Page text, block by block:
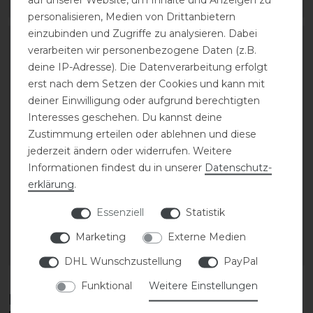
ARTIKEL MERKEN ARTIKEL MERKEN
QHP Springgerte Bello
Diese Produkte könnten dich auch
personalisieren, Medien von Drittanbietern
einzubinden und Zugriffe zu analysieren. Dabei
verarbeiten wir personenbezogene Daten (z.B.
deine IP-Adresse). Die Datenverarbeitung erfolgt
erst nach dem Setzen der Cookies und kann mit
deiner Einwilligung oder aufgrund berechtigten
Interesses geschehen. Du kannst deine
Zustimmung erteilen oder ablehnen und diese
jederzeit ändern oder widerrufen. Weitere
Informationen findest du in unserer Daten­schutz­
erklärung.
Essenziell
Statistik
Marketing
Externe Medien
DHL Wunschzustellung
PayPal
Funktional
Weitere Einstellungen